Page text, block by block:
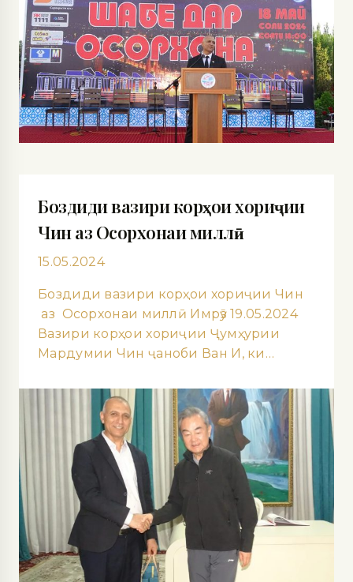
Боздиди вазири корҳои хориҷии
Чин аз Осорхонаи миллӣ
15.05.2024
Боздиди вазири корҳои хориҷии Чин
аз Осорхонаи миллӣ Имрӯз 19.05.2024
Вазири корҳои хориҷии Ҷумҳурии
Мардумии Чин ҷаноби Ван И, ки…